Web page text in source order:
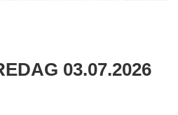
03.07.2026